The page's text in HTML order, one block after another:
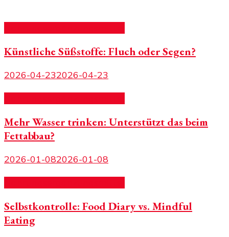
Künstliche Süßstoffe: Fluch oder Segen?
2026-04-232026-04-23
Mehr Wasser trinken: Unterstützt das beim
Fettabbau?
2026-01-082026-01-08
Selbstkontrolle: Food Diary vs. Mindful
Eating